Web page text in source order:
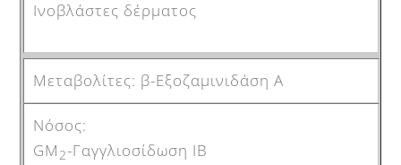
Ινοβλάστες δέρματος
β-Εξοζαμινιδάση Α
GM 2-Γαγγλιοσίδωση ΙΒ